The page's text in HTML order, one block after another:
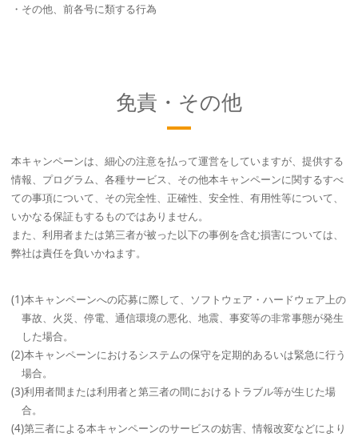
・その他、前各号に類する行為
免責・その他
本キャンペーンは、細心の注意を払って運営をしていますが、提供する
情報、プログラム、各種サービス、その他本キャンペーンに関するすべ
ての事項について、その完全性、正確性、安全性、有用性等について、
いかなる保証もするものではありません。
また、利用者または第三者が被った以下の事例を含む損害については、
弊社は責任を負いかねます。
(1)本キャンペーンへの応募に際して、ソフトウェア・ハードウェア上の
事故、火災、停電、通信環境の悪化、地震、事変等の非常事態が発生
した場合。
(2)本キャンペーンにおけるシステムの保守を定期的あるいは緊急に行う
場合。
(3)利用者間または利用者と第三者の間におけるトラブル等が生じた場
合。
(4)第三者による本キャンペーンのサービスの妨害、情報改変などにより